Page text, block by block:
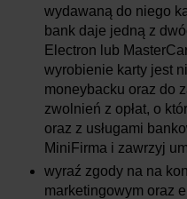
wydawaną do niego
bank daje jedną z
Electron lub
wyrobienie karty jest
moneybacku oraz do
zwolnień z opłat, o
oraz z usługami
MiniFirma i zawrzyj
wyraź zgody na na
marketingowym oraz